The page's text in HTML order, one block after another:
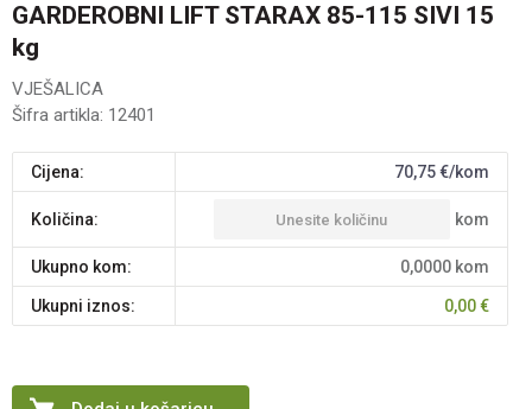
GARDEROBNI LIFT STARAX 85-115 SIVI 15
kg
VJEŠALICA
Šifra artikla: 12401
Cijena: 70,75€/kom
Količina: kom
Ukupno kom: 0,0000 kom
Ukupni iznos: 0,00€